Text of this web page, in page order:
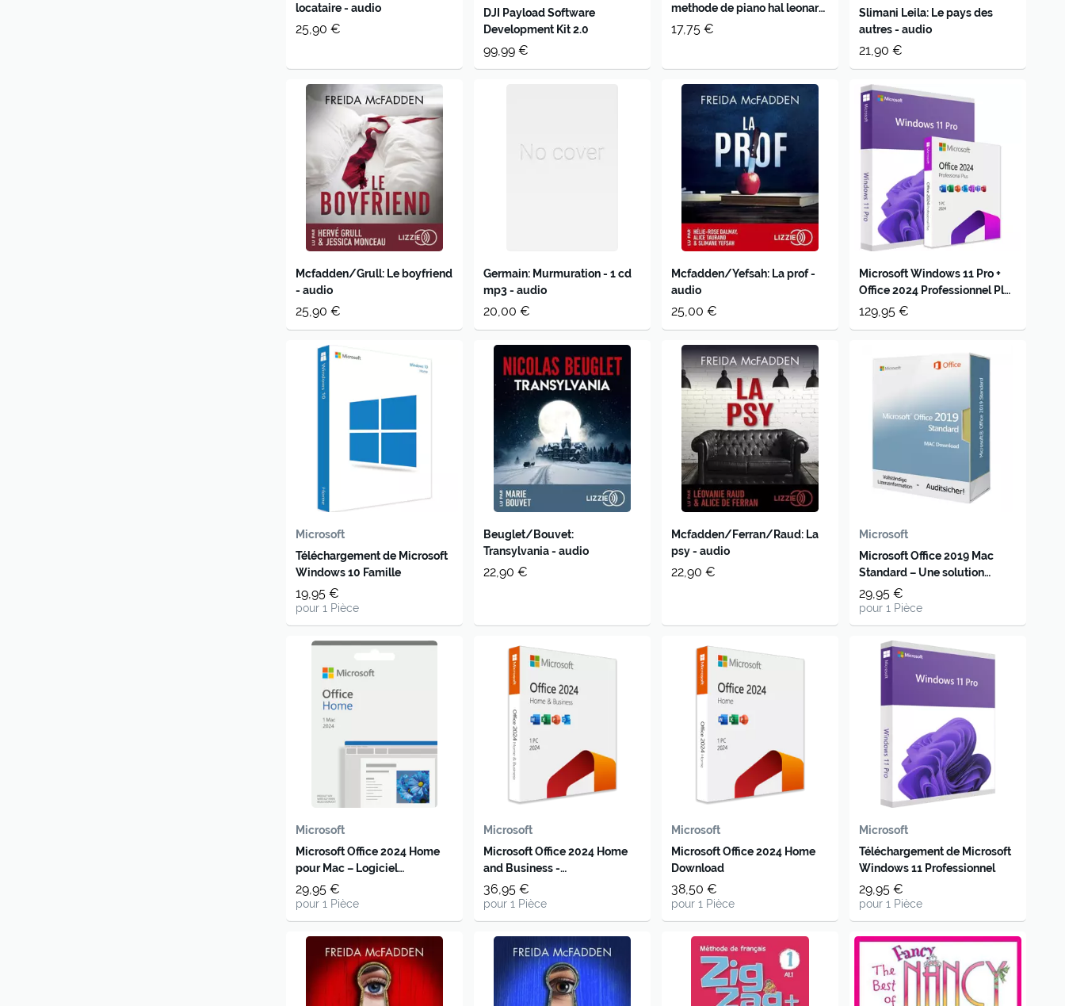
locataire - audio
25,90 €
DJI Payload Software
Development Kit 2.0
99,99 €
methode de piano hal leonard
lecons de piano, volume 3 -
17,75 €
Slimani Leila: Le pays des
autres - audio
21,90 €
Mcfadden/Grull: Le boyfriend
- audio
25,90 €
Germain: Murmuration - 1 cd
mp3 - audio
20,00 €
Mcfadden/Yefsah: La prof -
audio
25,00 €
Microsoft Windows 11 Pro +
Office 2024 Professionnel Plus
LTSC
129,95 €
Microsoft
Téléchargement de Microsoft
Windows 10 Famille
19,95 €
pour 1 Pièce
Beuglet/Bouvet:
Transylvania - audio
22,90 €
Mcfadden/Ferran/Raud: La
psy - audio
22,90 €
Microsoft
Microsoft Office 2019 Mac
Standard – Une solution
bureautique performante
pour de multiples usages
29,95 €
pour 1 Pièce
Microsoft
Microsoft Office 2024 Home
pour Mac – Logiciel
bureautique moderne pour un
usage personnel
29,95 €
pour 1 Pièce
Microsoft
Microsoft Office 2024 Home
and Business -
Téléchargement
36,95 €
pour 1 Pièce
Microsoft
Microsoft Office 2024 Home
Download
38,50 €
pour 1 Pièce
Microsoft
Téléchargement de Microsoft
Windows 11 Professionnel
29,95 €
pour 1 Pièce